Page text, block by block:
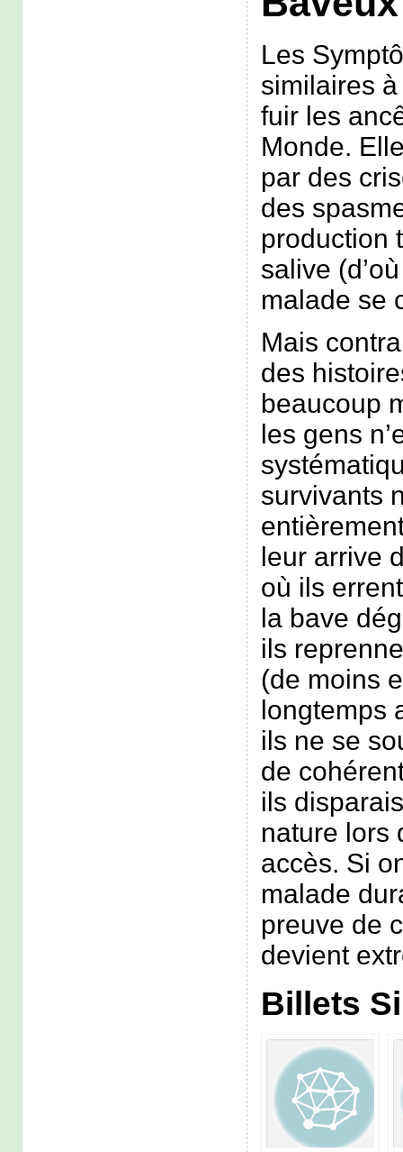
Les
similaires
fuir les
Monde.
par des
des
production
salive
malade se
Mais
des
beaucoup
les gens
survivants
leur arrive
où ils
la bave
ils
(de moins
longtemps
ils ne se
de
ils
nature lors
accès. Si
malade
preuve de
devient
Billets